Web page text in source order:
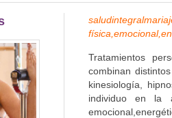
Tratamientos
combinan
kinesiología,
individuo en la